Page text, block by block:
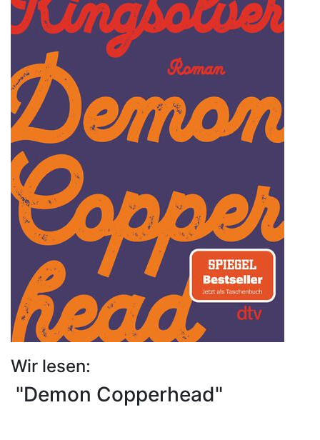
Wir lesen:
"Demon Copperhead"